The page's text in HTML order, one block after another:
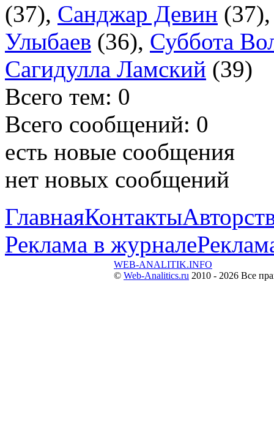
(37), Санджар Девин (37
Улыбаев (36), Суббота
Сагидулла Ламский (39)
Всего тем: 0
Всего сообщений: 0
есть новые сообщения
нет новых сообщений
ГлавнаяКонтакты
Реклама в журнале
WEB-ANALITIK.INFO
© Web-Analitics.ru 2010 - 2026 Все